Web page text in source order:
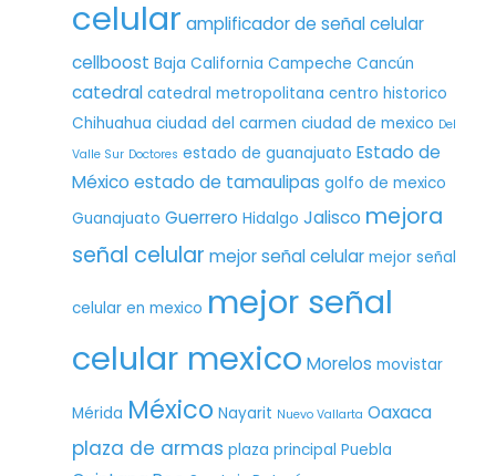
celular amplificador de señal celular
cellboost Baja California Campeche Cancún
catedral catedral metropolitana centro historico
Chihuahua ciudad del carmen ciudad de mexico Del
Valle Sur Doctores estado de guanajuato Estado de
México estado de tamaulipas golfo de mexico
Guanajuato Guerrero Hidalgo Jalisco mejora
señal celular mejor señal celular mejor señal
celular en mexico mejor señal
celular mexico Morelos movistar
Mérida México Nayarit Nuevo Vallarta Oaxaca
plaza de armas plaza principal Puebla